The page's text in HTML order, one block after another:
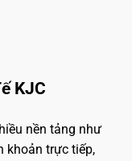
KJC
nền tảng như
khoản trực tiếp,